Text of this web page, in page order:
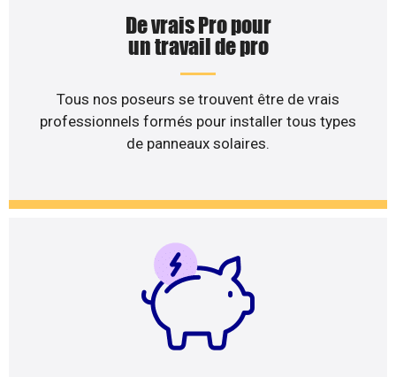
De vrais Pro pour
un travail de pro
Tous nos poseurs se trouvent être de vrais
professionnels formés pour installer tous types
de panneaux solaires.